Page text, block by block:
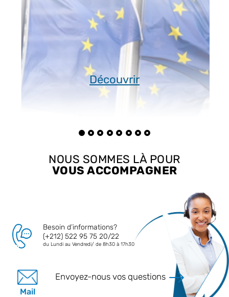
Découvrir
NOUS SOMMES LÀ POUR
VOUS ACCOMPAGNER
Besoin d’informations?
(+212) 522 95 75 20/22
du Lundi au Vendredi/ de 8h30 à 17h30
Mail
Envoyez-nous vos questions